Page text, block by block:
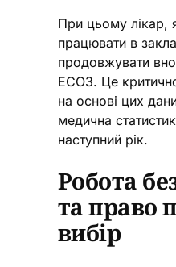
При цьому лікар,
працювати в
продовжувати
ЕСОЗ. Це
на основі цих
медична
наступний рік.
Робота
та право
вибір